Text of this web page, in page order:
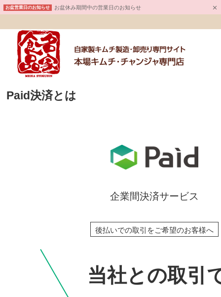
お盆営業日のお知らせ お盆休み期間中の営業日のお知らせ
Paid決済とは
企業間決済サービス
後払いでの取引をご希望のお客様へ
当社との取引